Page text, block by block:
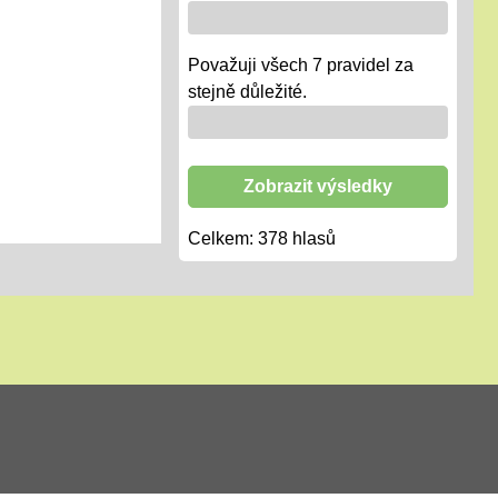
Považuji všech 7 pravidel za
stejně důležité.
Zobrazit výsledky
Celkem: 378 hlasů